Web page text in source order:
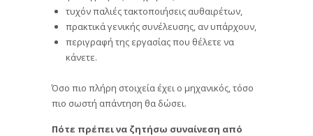
τυχόν παλιές τακτοποιήσεις αυθαιρέτων,
πρακτικά γενικής συνέλευσης, αν υπάρχουν,
περιγραφή της εργασίας που θέλετε να
κάνετε.
Όσο πιο πλήρη στοιχεία έχει ο μηχανικός, τόσο
πιο σωστή απάντηση θα δώσει.
Πότε πρέπει να ζητήσω συναίνεση από